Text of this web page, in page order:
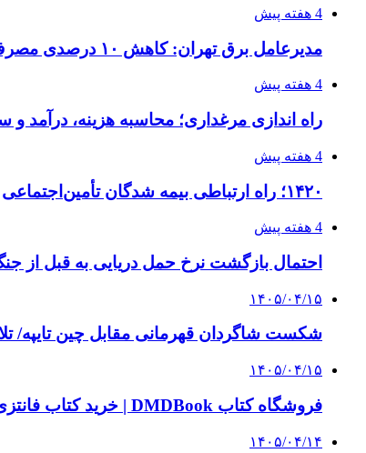
4 هفته پیش
مدیرعامل برق تهران: کاهش ۱۰ درصدی مصرف برق، ضامن پایداری شبکه است
4 هفته پیش
راه اندازی مرغداری؛ محاسبه هزینه، درآمد
4 هفته پیش
۱۴۲۰؛ راه ارتباطی بیمه شدگان تأمین‌اجتماعی
4 هفته پیش
احتمال بازگشت نرخ حمل دریایی به قبل از جنگ طی ۲ تا ۳
۱۴۰۵/۰۴/۱۵
شکست شاگردان قهرمانی مقابل چین تایپه/
۱۴۰۵/۰۴/۱۵
فروشگاه کتاب DMDBook | خرید کتاب فانتزی، عاشقانه، دارک رومنس و رمان بدون حذفیات
۱۴۰۵/۰۴/۱۴